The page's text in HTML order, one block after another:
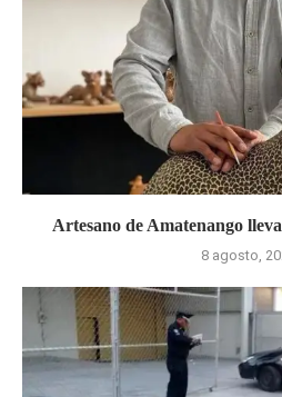
Artesano de Amatenango
8 agosto,